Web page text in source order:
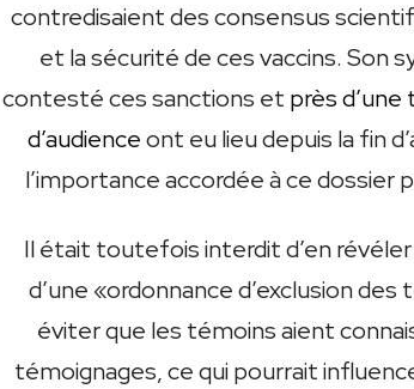
contredisaient des consensus
et la sécurité de ces vaccins. Son
contesté ces sanctions et près
d’audienceont eu lieu depuis la fin
l’importance accordée à ce dossier
Il était toutefois interdit d’en
d’une «ordonnance d’exclusion des
éviter que les témoins aient
témoignages, ce qui pourrait